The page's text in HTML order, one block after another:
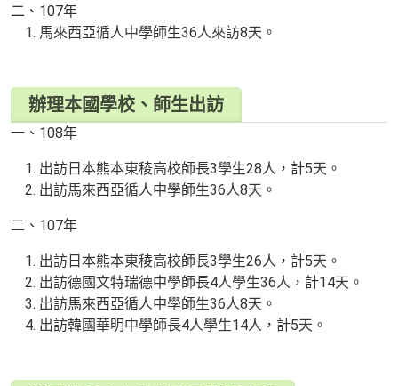
二、107年
馬來西亞循人中學師生36人來訪8天。
辦理本國學校、師生出訪
一、108年
出訪日本熊本東稜高校師長3學生28人，計5天。
出訪馬來西亞循人中學師生36人8天。
二、107年
出訪日本熊本東稜高校師長3學生26人，計5天。
出訪德國文特瑞德中學師長4人學生36人，計14天。
出訪馬來西亞循人中學師生36人8天。
出訪韓國華明中學師長4人學生14人，計5天。